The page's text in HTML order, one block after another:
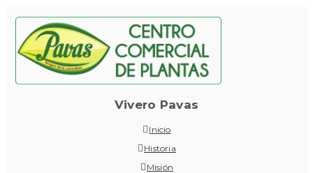
Vivero Pavas
Inicio
Historia
Misión